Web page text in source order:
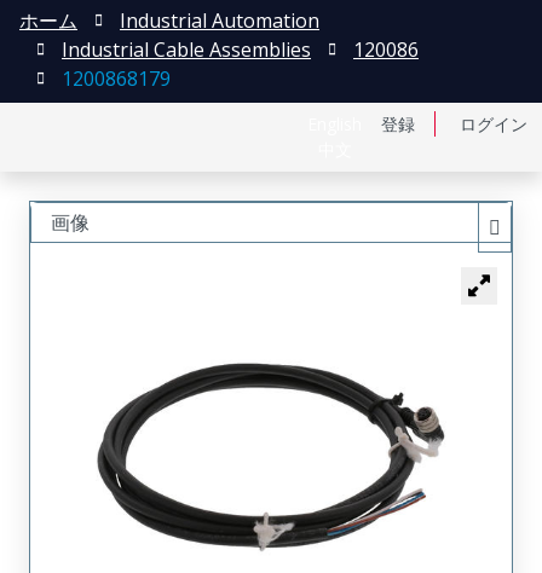
登録 ログイン
ホーム
Industrial Automation
Industrial Cable Assemblies
120086
1200868179
画像